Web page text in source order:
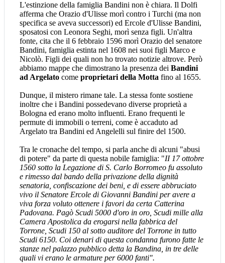
L'estinzione della famiglia Bandini non è chiara. Il Dolfi
afferma che Orazio d'Ulisse morì contro i Turchi (ma non
specifica se aveva successori) ed Ercole d'Ulisse Bandini,
sposatosi con Leonora Seghi, morì senza figli. Un'altra
fonte, cita che il 6 febbraio 1596 morì Orazio del senatore
Bandini, famiglia estinta nel 1608 nei suoi figli Marco e
Nicolò. Figli dei quali non ho trovato notizie altrove. Però
abbiamo mappe che dimostrano la presenza dei Bandini
ad Argelato come proprietari della Motta fino al 1655.
Dunque, il mistero rimane tale. La stessa fonte sostiene
inoltre che i Bandini possedevano diverse proprietà a
Bologna ed erano molto influenti. Erano frequenti le
permute di immobili o terreni, come è accaduto ad
Argelato tra Bandini ed Angelelli sul finire del 1500.
Tra le cronache del tempo, si parla anche di alcuni "abusi
di potere" da parte di questa nobile famiglia: "II 17 ottobre
1560 sotto la Legazione di S. Carlo Borromeo fu assoluto
e rimesso dal bando della privazione della dignità
senatoria, confiscazione dei beni, e di essere abbruciato
vivo il Senatore Ercole di Giovanni Bandini per avere a
viva forza voluto ottenere i favori da certa Catterina
Padovana. Pagò Scudi 5000 d'oro in oro, Scudi mille alla
Camera Apostolica da erogarsi nella fabbrica del
Torrone, Scudi 150 al sotto auditore del Torrone in tutto
Scudi 6150. Coi denari di questa condanna furono fatte le
stanze nel palazzo pubblico detta la Bandina, in tre delle
quali vi erano le armature per 6000 fanti".